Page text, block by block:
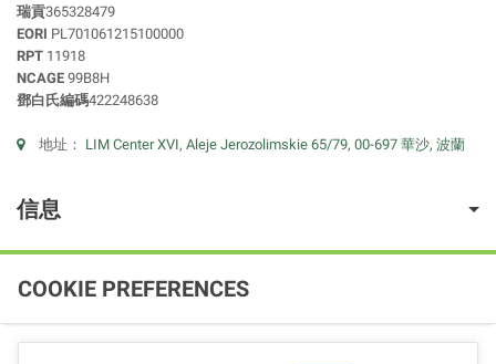
瑞貢365328479
EORI PL701061215100000
RPT 11918
NCAGE 99B8H
鄧白氏編碼422248638
地址： LIM Center XVI, Aleje Jerozolimskie 65/79, 00-697 華沙, 波蘭
信息
COOKIE PREFERENCES